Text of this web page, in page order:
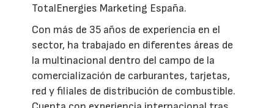
TotalEnergies Marketing España.
Con más de 35 años de experiencia en el
sector, ha trabajado en diferentes áreas de
la multinacional dentro del campo de la
comercialización de carburantes, tarjetas,
red y filiales de distribución de combustible.